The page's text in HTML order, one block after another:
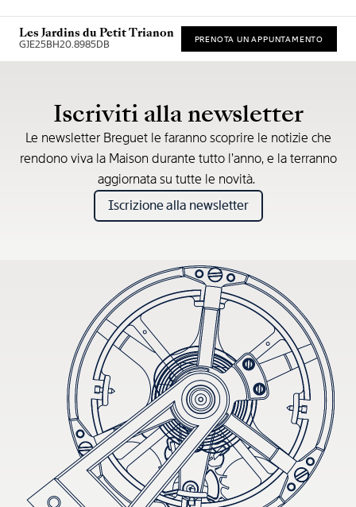
Les Jardins du Petit Trianon
GJE25BH20.8985DB PRENOTA UN APPUNTAMENTO
Iscriviti alla newsletter
Le newsletter Breguet le faranno scoprire le notizie che
rendono viva la Maison durante tutto l’anno, e la terranno
aggiornata su tutte le novità.
Iscrizione alla newsletter